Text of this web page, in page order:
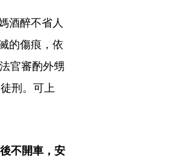
酒醉不省人
的傷痕，依
官審酌外甥
刑。可上
不開車，安